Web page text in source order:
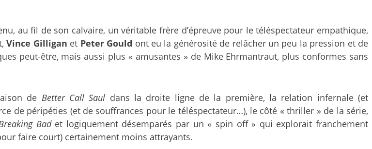
au fil de son calvaire, un véritable frère d’épreuve pour le téléspectateur empathique,
Vince Gilligan et Peter Gould ont eu la générosité de relâcher un peu la pression et de
peut-être, mais aussi plus « amusantes » de Mike Ehrmantraut, plus conformes sans
de Better Call Saul dans la droite ligne de la première, la relation infernale (et
de péripéties (et de souffrances pour le téléspectateur…), le côté « thriller » de la série,
Badet logiquement désemparés par un « spin off » qui explorait franchement
faire court) certainement moins attrayants.